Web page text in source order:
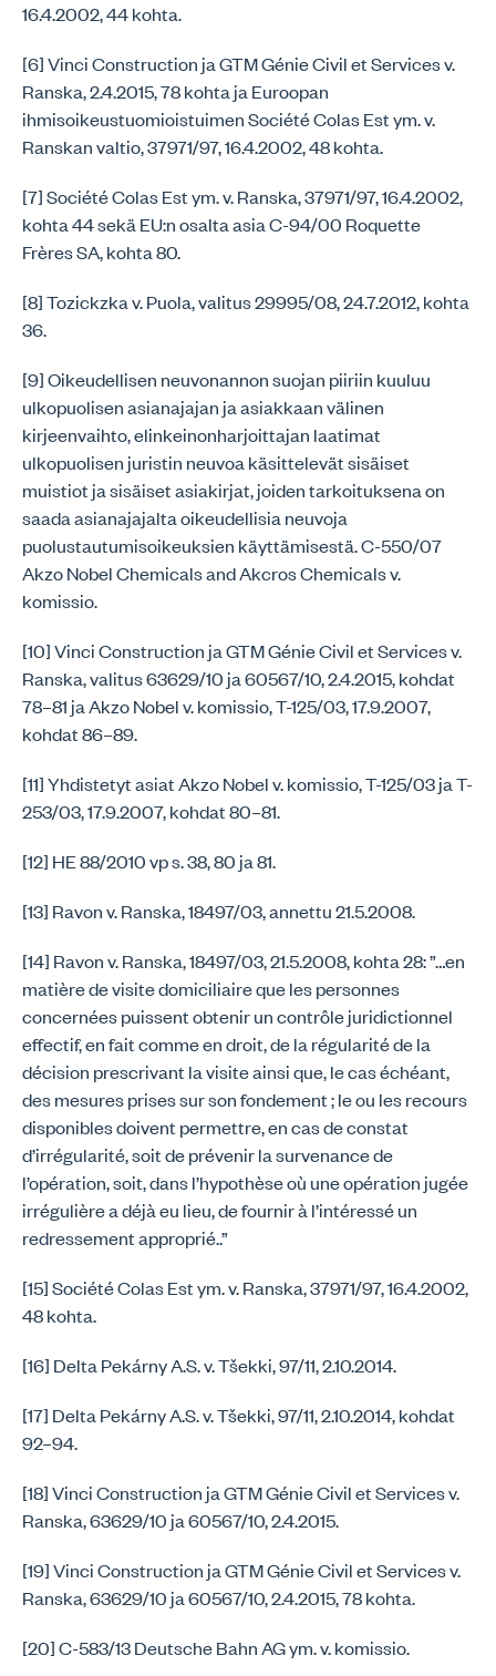
16.4.2002, 44 kohta.
[6] Vinci Construction ja GTM Génie Civil et Services v.
Ranska, 2.4.2015, 78 kohta ja Euroopan
ihmisoikeustuomioistuimen Société Colas Est ym. v.
Ranskan valtio, 37971/97, 16.4.2002, 48 kohta.
[7] Société Colas Est ym. v. Ranska, 37971/97, 16.4.2002,
kohta 44 sekä EU:n osalta asia C-94/00 Roquette
Frères SA, kohta 80.
[8] Tozickzka v. Puola, valitus 29995/08, 24.7.2012, kohta
36.
[9] Oikeudellisen neuvonannon suojan piiriin kuuluu
ulkopuolisen asianajajan ja asiakkaan välinen
kirjeenvaihto, elinkeinonharjoittajan laatimat
ulkopuolisen juristin neuvoa käsittelevät sisäiset
muistiot ja sisäiset asiakirjat, joiden tarkoituksena on
saada asianajajalta oikeudellisia neuvoja
puolustautumisoikeuksien käyttämisestä. C-550/07
Akzo Nobel Chemicals and Akcros Chemicals v.
komissio.
[10] Vinci Construction ja GTM Génie Civil et Services v.
Ranska, valitus 63629/10 ja 60567/10, 2.4.2015, kohdat
78–81 ja Akzo Nobel v. komissio, T-125/03, 17.9.2007,
kohdat 86–89.
[11] Yhdistetyt asiat Akzo Nobel v. komissio, T-125/03 ja T-
253/03, 17.9.2007, kohdat 80–81.
[12] HE 88/2010 vp s. 38, 80 ja 81.
[13] Ravon v. Ranska, 18497/03, annettu 21.5.2008.
[14] Ravon v. Ranska, 18497/03, 21.5.2008, kohta 28: ”…en
matière de visite domiciliaire que les personnes
concernées puissent obtenir un contrôle juridictionnel
effectif, en fait comme en droit, de la régularité de la
décision prescrivant la visite ainsi que, le cas échéant,
des mesures prises sur son fondement ; le ou les recours
disponibles doivent permettre, en cas de constat
d’irrégularité, soit de prévenir la survenance de
l’opération, soit, dans l’hypothèse où une opération jugée
irrégulière a déjà eu lieu, de fournir à l’intéressé un
redressement approprié..”
[15] Société Colas Est ym. v. Ranska, 37971/97, 16.4.2002,
48 kohta.
[16] Delta Pekárny A.S. v. Tšekki, 97/11, 2.10.2014.
[17] Delta Pekárny A.S. v. Tšekki, 97/11, 2.10.2014, kohdat
92–94.
[18] Vinci Construction ja GTM Génie Civil et Services v.
Ranska, 63629/10 ja 60567/10, 2.4.2015.
[19] Vinci Construction ja GTM Génie Civil et Services v.
Ranska, 63629/10 ja 60567/10, 2.4.2015, 78 kohta.
[20] C-583/13 Deutsche Bahn AG ym. v. komissio.